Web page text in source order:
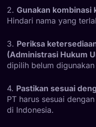
2. Gunakan kombinasi
Hindari nama yang
3. Periksa
(Administrasi Hukum
dipilih belum
4. Pastikan sesuai
PT harus sesuai
di Indonesia.